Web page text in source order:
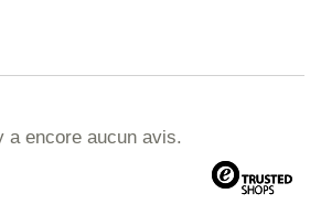
a encore aucun avis.